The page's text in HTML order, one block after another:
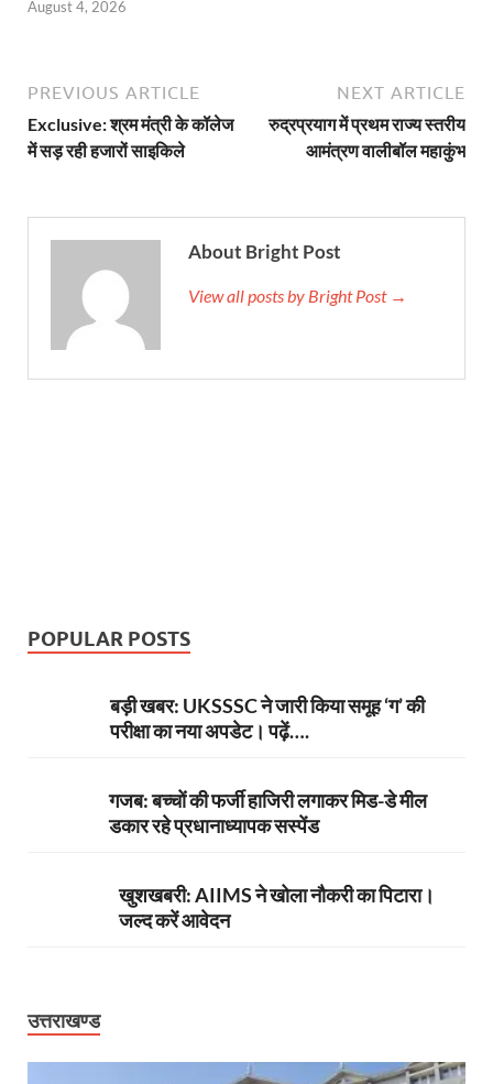
August 4, 2026
PREVIOUS ARTICLE
Exclusive: श्रम मंत्री के कॉलेज
में सड़ रही हजारों साइकिले
NEXT ARTICLE
रुद्रप्रयाग में प्रथम राज्य स्तरीय
आमंत्रण वालीबॉल महाकुंभ
About Bright Post
View all posts by Bright Post →
POPULAR POSTS
बड़ी खबर: UKSSSC ने जारी किया समूह ‘ग’ की
परीक्षा का नया अपडेट। पढ़ें….
गजब: बच्चों की फर्जी हाजिरी लगाकर मिड-डे मील
डकार रहे प्रधानाध्यापक सस्पेंड
खुशखबरी: AIIMS ने खोला नौकरी का पिटारा।
जल्द करें आवेदन
उत्तराखण्ड